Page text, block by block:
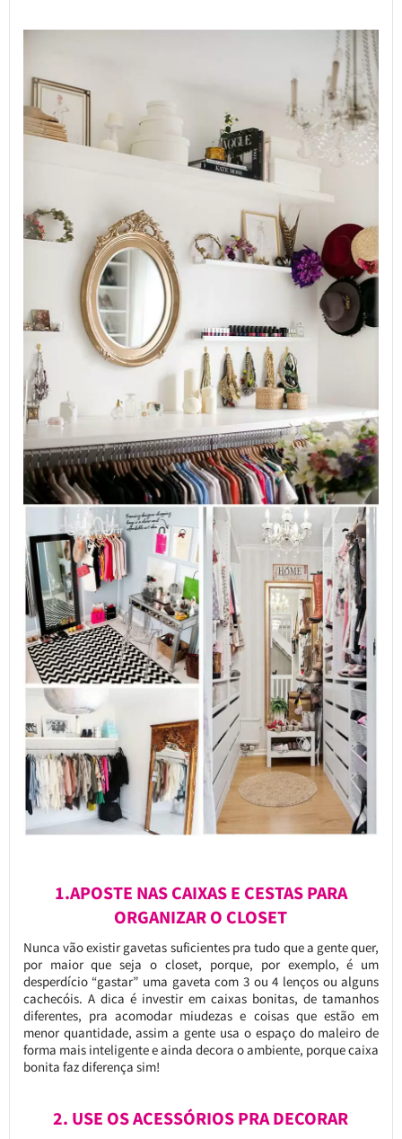
1.APOSTE NAS CAIXAS E CESTAS PARA
ORGANIZAR O CLOSET
Nunca vão existir gavetas suficientes pra tudo que a gente quer,
por maior que seja o closet, porque, por exemplo, é um
desperdício “gastar” uma gaveta com 3 ou 4 lenços ou alguns
cachecóis. A dica é investir em caixas bonitas, de tamanhos
diferentes, pra acomodar miudezas e coisas que estão em
menor quantidade, assim a gente usa o espaço do maleiro de
forma mais inteligente e ainda decora o ambiente, porque caixa
bonita faz diferença sim!
2. USE OS ACESSÓRIOS PRA DECORAR